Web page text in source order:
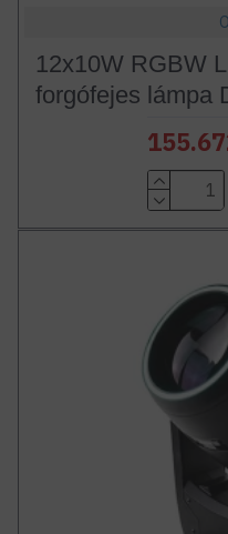
12x10W RGBW
forgófejes lámpa